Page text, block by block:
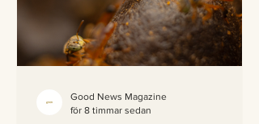
Good News Magazine
för 8 timmar sedan